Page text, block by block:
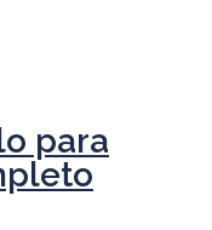
para